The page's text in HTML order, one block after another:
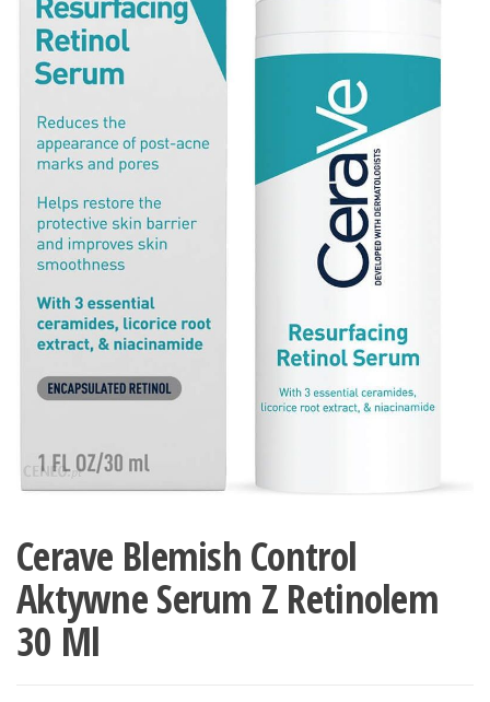
Cerave Blemish Control
Aktywne Serum Z Retinolem
30 Ml